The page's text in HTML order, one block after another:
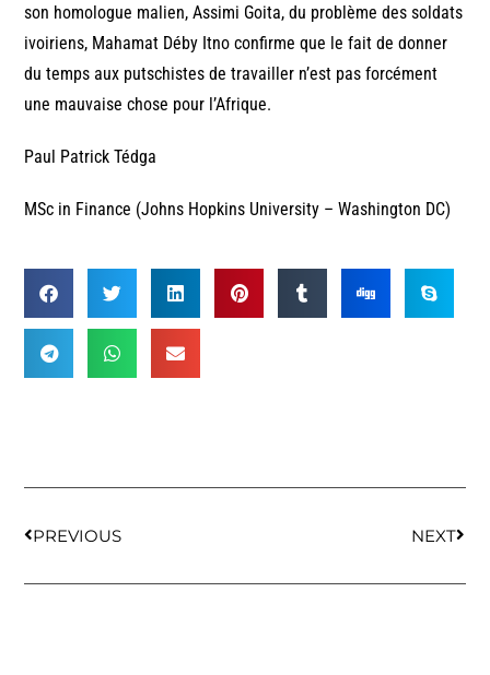
son homologue malien, Assimi Goita, du problème des soldats
ivoiriens, Mahamat Déby Itno confirme que le fait de donner
du temps aux putschistes de travailler n’est pas forcément
une mauvaise chose pour l’Afrique.
Paul Patrick Tédga
MSc in Finance (Johns Hopkins University – Washington DC)
PREVIOUS NEXT